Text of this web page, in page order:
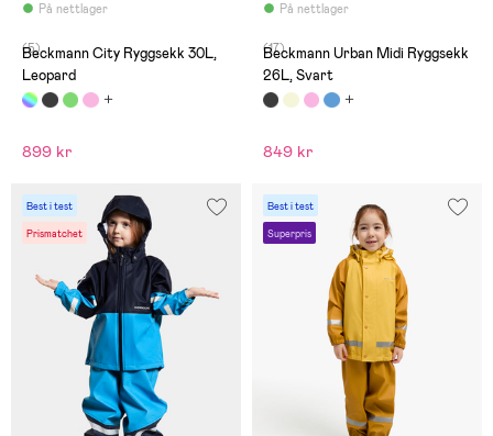
På nettlager
(5)
Beckmann City Ryggsekk 30L,
Leopard
899 kr
På nettlager
(17)
Beckmann Urban Midi Ryggsekk
26L, Svart
849 kr
Best i test
Prismatchet
Best i test
Superpris